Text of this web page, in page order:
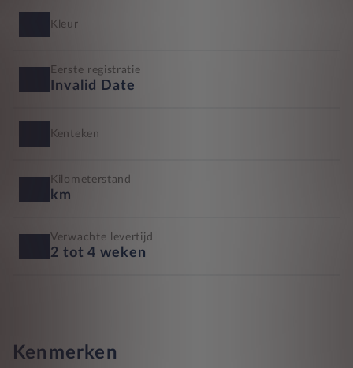
Kleur
Eerste registratie
Invalid Date
Kenteken
Kilometerstand
km
Verwachte levertijd
2 tot 4 weken
Kenmerken